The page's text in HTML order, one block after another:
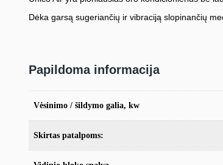
Dėka garsą sugeriančių ir vibraciją slopinančių
Papildoma informacija
Vėsinimo / šildymo galia, kw
Skirtas patalpoms: